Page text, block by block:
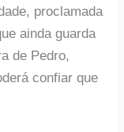
proclamada
ainda guarda
de Pedro,
confiar que